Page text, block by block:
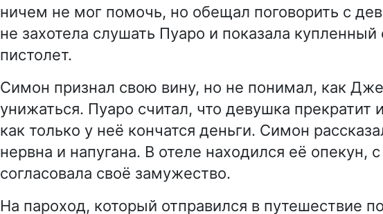
ничем не мог помочь, но обещал поговорить с
не захотела слушать Пуаро и показала
пистолет.
Симон признал свою вину, но не понимал, как
унижаться. Пуаро считал, что девушка прекратит
как только у неё кончатся деньги. Симон
нервна и напугана. В отеле находился её опекун,
согласовала своё замужество.
На пароход, который отправился в путешествие